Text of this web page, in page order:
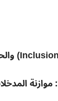
موازنة